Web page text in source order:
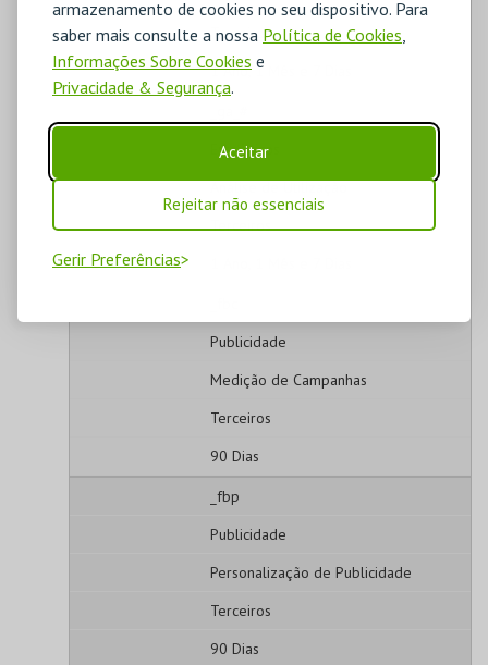
armazenamento de cookies no seu dispositivo. Para
saber mais consulte a nossa Política de Cookies,
Informações Sobre Cookies e
Privacidade & Segurança.
Aceitar
Rejeitar não essenciais
Gerir Preferências
Terceiros
1 Ano, 1 Mês e 7 Dias
Estatísticos
Análise de Utilização
Terceiros
Publicidade
Medição de Campanhas
Terceiros
90 Dias
_fbp
Publicidade
Personalização de Publicidade
Terceiros
90 Dias